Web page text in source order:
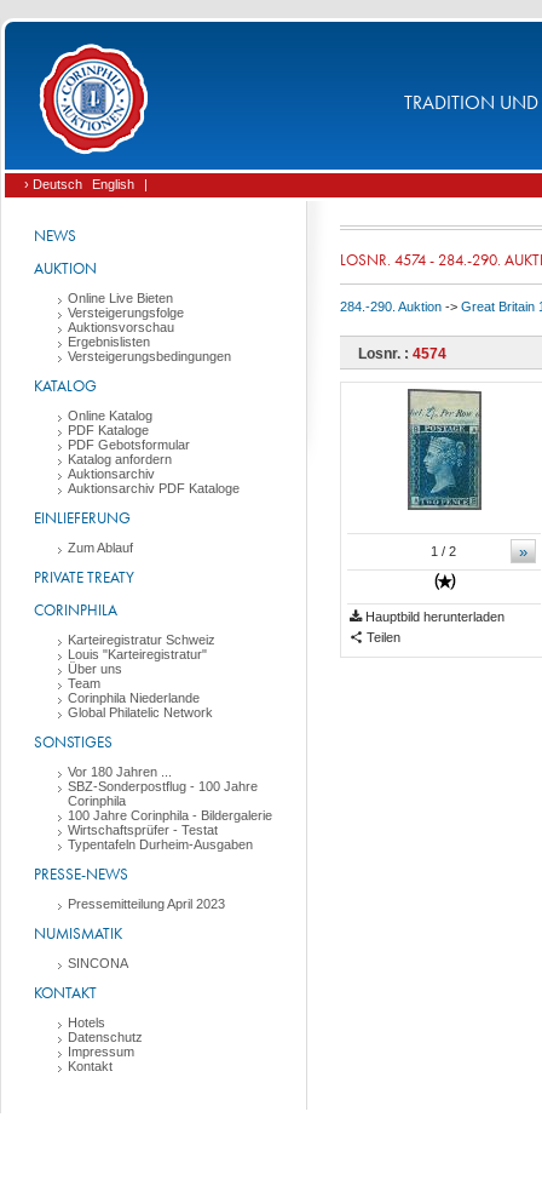
TRADITION UND
› Deutsch English |
NEWS
AUKTION
Online Live Bieten
Versteigerungsfolge
Auktionsvorschau
Ergebnislisten
Versteigerungsbedingungen
KATALOG
Online Katalog
PDF Kataloge
PDF Gebotsformular
Katalog anfordern
Auktionsarchiv
Auktionsarchiv PDF Kataloge
EINLIEFERUNG
Zum Ablauf
PRIVATE TREATY
CORINPHILA
Karteiregistratur Schweiz
Louis "Karteiregistratur"
Über uns
Team
Corinphila Niederlande
Global Philatelic Network
SONSTIGES
Vor 180 Jahren ...
SBZ-Sonderpostflug - 100 Jahre
Corinphila
100 Jahre Corinphila - Bildergalerie
Wirtschaftsprüfer - Testat
Typentafeln Durheim-Ausgaben
PRESSE-NEWS
Pressemitteilung April 2023
NUMISMATIK
SINCONA
KONTAKT
Hotels
Datenschutz
Impressum
Kontakt
LOSNR. 4574 - 284.-290.
284.-290. Auktion -> Great Britain
Losnr. : 4574
»
1 / 2
Hauptbild herunterladen
Teilen